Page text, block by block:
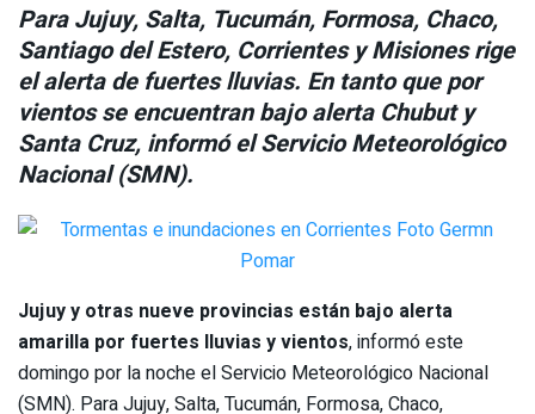
Para Jujuy, Salta, Tucumán, Formosa, Chaco,
Santiago del Estero, Corrientes y Misiones rige
el alerta de fuertes lluvias. En tanto que por
vientos se encuentran bajo alerta Chubut y
Santa Cruz, informó el Servicio Meteorológico
Nacional (SMN).
Jujuy y otras nueve provincias están bajo alerta
amarilla por fuertes lluvias y vientos, informó este
domingo por la noche el Servicio Meteorológico Nacional
(SMN). Para Jujuy, Salta, Tucumán, Formosa, Chaco,